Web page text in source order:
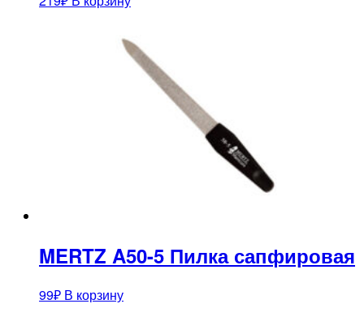
MERTZ A50-5 Пилка сапфировая
99₽ В корзину